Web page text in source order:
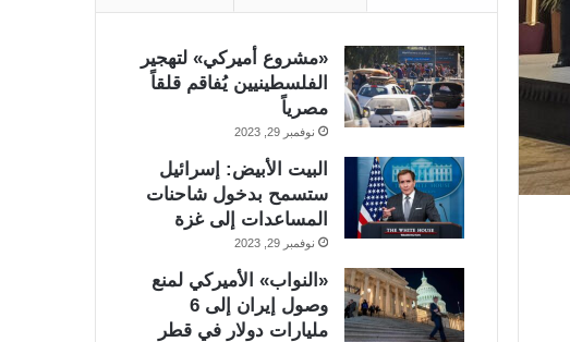
«مشروع أميركي» لتهجير
الفلسطينيين يُفاقم قلقاً
مصرياً
نوفمبر 29, 2023
البيت الأبيض: إسرائيل
ستسمح بدخول شاحنات
المساعدات إلى غزة
نوفمبر 29, 2023
«النواب» الأميركي لمنع
وصول إيران إلى 6
مليارات دولار في قطر